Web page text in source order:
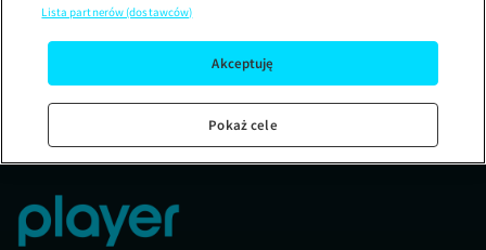
Lista partnerów (dostawców)
Akceptuję
Pokaż cele